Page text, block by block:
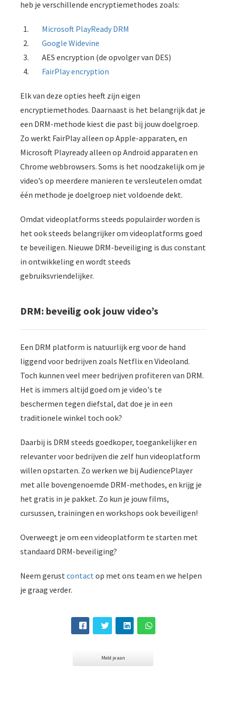
heb je verschillende encryptiemethodes zoals:
Microsoft PlayReady DRM
Google Widevine
AES encryption (de opvolger van DES)
FairPlay encryption
Elk van deze opties heeft zijn eigen
encryptiemethodes. Daarnaast is het belangrijk dat je
een DRM-methode kiest die past bij jouw doelgroep.
Zo werkt FairPlay alleen op Apple-apparaten, en
Microsoft Playready alleen op Android apparaten en
Chrome webbrowsers. Soms is het noodzakelijk om je
video’s op meerdere manieren te versleutelen omdat
één methode je doelgroep niet voldoende dekt.
Omdat videoplatforms steeds populairder worden is
het ook steeds belangrijker om videoplatforms goed
te beveiligen. Nieuwe DRM-beveiliging is dus constant
in ontwikkeling en wordt steeds
gebruiksvriendelijker.
DRM: beveilig ook jouw video’s
Een DRM platform is natuurlijk erg voor de hand
liggend voor bedrijven zoals Netflix en Videoland.
Toch kunnen veel meer bedrijven profiteren van DRM.
Het is immers altijd goed om je video's te
beschermen tegen diefstal, dat doe je in een
traditionele winkel toch ook?
Daarbij is DRM steeds goedkoper, toegankelijker en
relevanter voor bedrijven die zelf hun videoplatform
willen opstarten. Zo werken we bij AudiencePlayer
met alle bovengenoemde DRM-methodes, en krijg je
het gratis in je pakket. Zo kun je jouw films,
cursussen, trainingen en workshops ook beveiligen!
Overweegt je om een videoplatform te starten met
standaard DRM-beveiliging?
Neem gerustcontactop met ons team en we helpen
je graag verder.
Meld je aan